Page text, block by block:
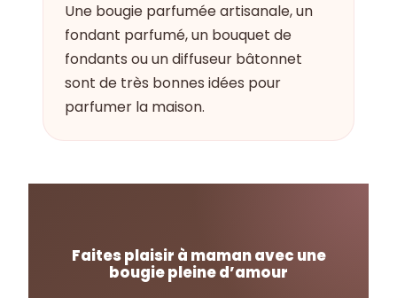
Une bougie parfumée artisanale, un
fondant parfumé, un bouquet de
fondants ou un diffuseur bâtonnet
sont de très bonnes idées pour
parfumer la maison.
Faites plaisir à maman avec une
bougie pleine d’amour